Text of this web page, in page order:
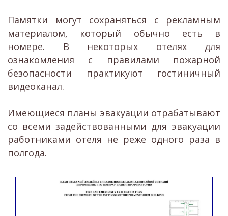
Памятки могут сохраняться с рекламным
материалом, который обычно есть в
номере. В некоторых отелях для
ознакомления с правилами пожарной
безопасности практикуют гостиничный
видеоканал.
Имеющиеся планы эвакуации отрабатывают
со всеми задействованными для эвакуации
работниками отеля не реже одного раза в
полгода.